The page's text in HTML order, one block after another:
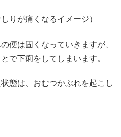
りが痛くなるイメージ）
便は固くなっていきますが、
で下痢をしてしまいます。
態は、おむつかぶれを起こし